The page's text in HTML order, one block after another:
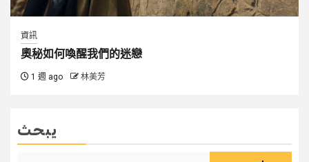
資訊
奧秘如何喚醒我們的迷戀
1 週 ago 林美芳
يبحث